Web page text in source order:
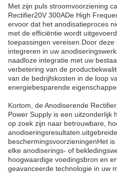
Met zijn puls stroomvoorziening
Rectifier20V 300ADe High
ervoor dat het anodisatieproces
met de efficiëntie wordt
toepassingen vereisen.Door
integreren in uw
naadloze integratie met uw
verbetering van de
van de bedrijfskosten in de loop
energiebesparende
Kortom, de Anodiserende Rectifier
Power Supply is een uitzonderlijk
op zoek zijn naar betrouwbare,
anodiseringsresultaten.uitgebreide
beschermingsvoorzieningenHet
elke anodiserings- of
hoogwaardige voedingsbron en
geavanceerde technologie in uw